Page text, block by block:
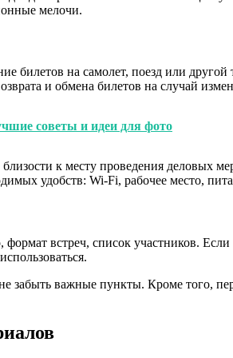
мелочи.
билетов на самолет, поезд или
и обмена билетов на случай
советы и идеи для фото
к месту проведения деловых
удобств: Wi-Fi, рабочее место,
встреч, список участников.
забыть важные пункты. Кроме